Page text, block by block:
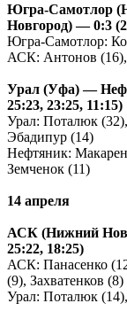
Югра-Самотлор
Новгород) — 0:3
Югра-Самотлор:
АСК: Антонов (16),
Урал (Уфа) —
25:23, 23:25, 11:15)
Урал: Поталюк
Эбадипур (14)
Нефтяник:
Земченок (11)
14 апреля
АСК (Нижний
25:22, 18:25)
АСК: Панасенко
(9), Захватенков (8)
Урал: Поталюк